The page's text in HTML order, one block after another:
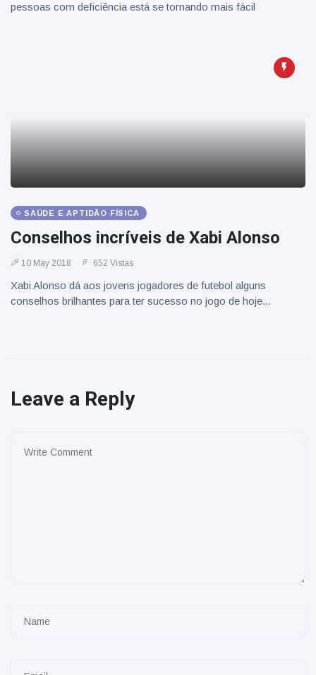
pessoas com deficiência está se tornando mais fácil
SAÚDE E APTIDÃO FÍSICA
Conselhos incríveis de Xabi Alonso
10 May 2018 652 Vistas
Xabi Alonso dá aos jovens jogadores de futebol alguns
conselhos brilhantes para ter sucesso no jogo de hoje...
Leave a Reply